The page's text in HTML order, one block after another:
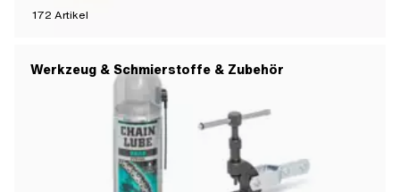
172 Artikel
Werkzeug & Schmierstoffe & Zubehör